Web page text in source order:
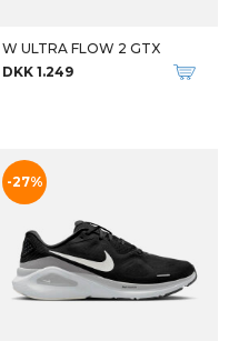
M GT-2000 14 TR
DKK 1.299